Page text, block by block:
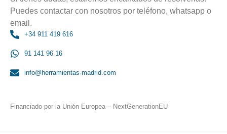
Puedes contactar con nosotros por teléfono, whatsapp o
email.
+34 911 419 616
91 141 96 16
info@herramientas-madrid.com
Financiado por la Unión Europea – NextGenerationEU